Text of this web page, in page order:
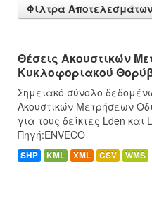
Φίλτρα
Θέσεις Ακουστικών
Κυκλοφοριακού
Σημειακό σύνολο
Ακουστικών Μετρήσεων
για τους δείκτες Lden και
Πηγή:ENVECO
SHP KML XML CSV WMS